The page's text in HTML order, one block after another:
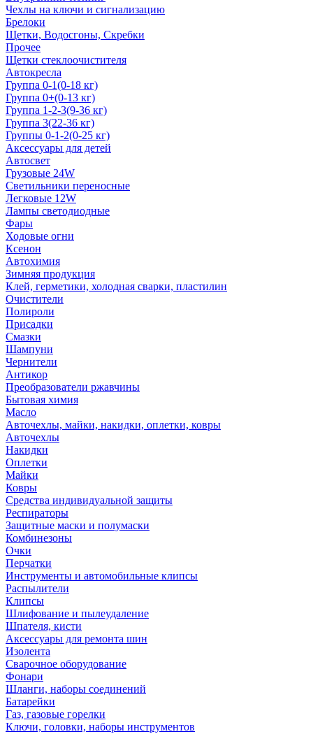
Чехлы на ключи и сигнализацию
Брелоки
Щетки, Водосгоны, Скребки
Прочее
Щетки стеклоочистителя
Автокресла
Группа 0-1(0-18 кг)
Группа 0+(0-13 кг)
Группа 1-2-3(9-36 кг)
Группа 3(22-36 кг)
Группы 0-1-2(0-25 кг)
Аксессуары для детей
Автосвет
Грузовые 24W
Светильники переносные
Легковые 12W
Лампы светодиодные
Фары
Ходовые огни
Ксенон
Автохимия
Зимняя продукция
Клей, герметики, холодная сварки, пластилин
Очистители
Полироли
Присадки
Смазки
Шампуни
Чернители
Антикор
Преобразователи ржавчины
Бытовая химия
Масло
Авточехлы, майки, накидки, оплетки, ковры
Авточехлы
Накидки
Оплетки
Майки
Ковры
Средства индивидуальной защиты
Респираторы
Защитные маски и полумаски
Комбинезоны
Очки
Перчатки
Инструменты и автомобильные клипсы
Распылители
Клипсы
Шлифование и пылеудаление
Шпателя, кисти
Аксессуары для ремонта шин
Изолента
Сварочное оборудование
Фонари
Шланги, наборы соединений
Батарейки
Газ, газовые горелки
Ключи, головки, наборы инструментов